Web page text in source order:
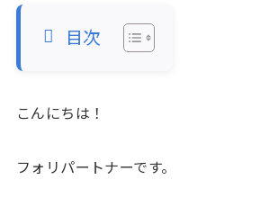
目次
こんにちは！
フォリパートナーです。